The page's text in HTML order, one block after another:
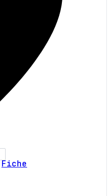
Fiche